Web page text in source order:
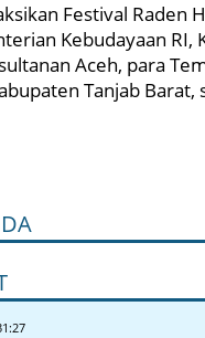
Festival Raden
Kebudayaan RI,
Aceh, para
Tanjab